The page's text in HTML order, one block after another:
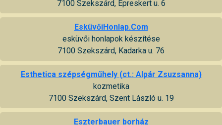
7100 Szekszárd, Epreskert u. 6
EsküvőiHonlap.Com
esküvői honlapok készítése
7100 Szekszárd, Kadarka u. 76
Esthetica szépségműhely (ct.: Alpár Zsuzsanna)
kozmetika
7100 Szekszárd, Szent László u. 19
Eszterbauer borház